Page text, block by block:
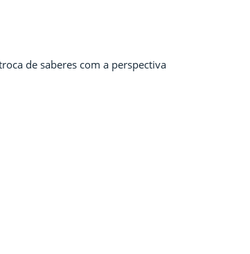
de saberes com a perspectiva